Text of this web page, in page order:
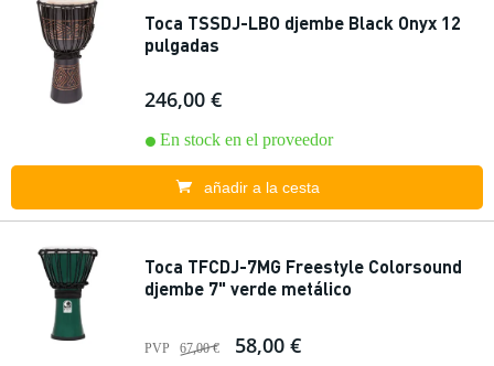
Toca TSSDJ-LBO djembe Black Onyx 12
pulgadas
246,00 €
En stock en el proveedor
añadir a la cesta
Toca TFCDJ-7MG Freestyle Colorsound
djembe 7" verde metálico
PVP 67,00 € 58,00 €